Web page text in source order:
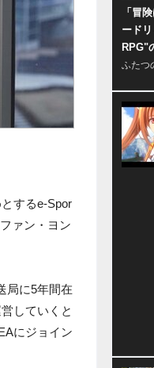
するe-Spor
ァン・ヨン
局に5年間在
していくと
にジョイン
「冒
ード
RPG"
ふたつ